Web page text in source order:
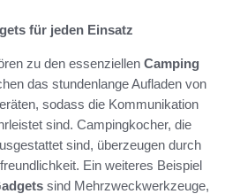
für jeden Einsatz
zu den essenziellen Camping
das stundenlange Aufladen von
sodass die Kommunikation
sind. Campingkocher, die
sind, überzeugen durch
Ein weiteres Beispiel
sind Mehrzweckwerkzeuge,